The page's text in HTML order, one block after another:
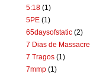
5:18 (1)
5PE (1)
65daysofstatic (2)
7 Dias de Massacre
7 Tragos (1)
7mmp (1)